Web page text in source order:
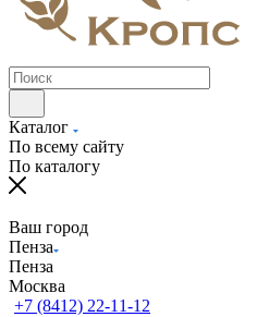
Каталог
По всему сайту
По каталогу
Ваш город
Пенза
Пенза
Москва
+7 (8412) 22-11-12